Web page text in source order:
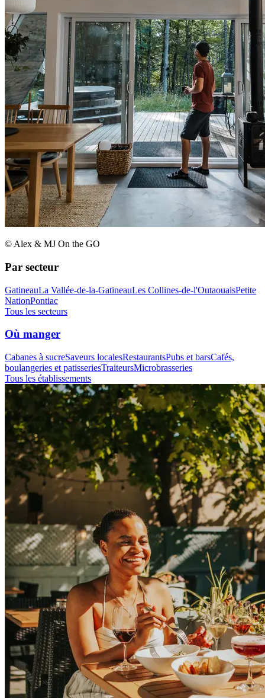
© Alex & MJ On the GO
Par secteur
GatineauLa Vallée-de-la-GatineauLes Collines-de-l'OutaouaisPetite
NationPontiac
Tous les secteurs
Où manger
Cabanes à sucreSaveurs localesRestaurantsPubs et barsCafés,
boulangeries et patisseriesTraiteursMicrobrasseries
Tous les établissements